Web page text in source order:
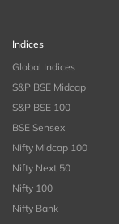
Indices
Global Indices
S&P BSE Midcap
S&P BSE 100
BSE Sensex
Nifty Midcap 100
Nifty Next 50
Nifty 100
Nifty Bank